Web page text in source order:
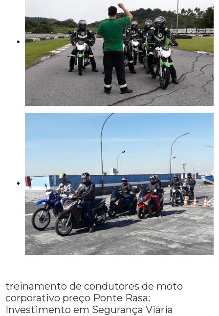
treinamento de condutores de moto
corporativo preço Ponte Rasa:
Investimento em Segurança Viária